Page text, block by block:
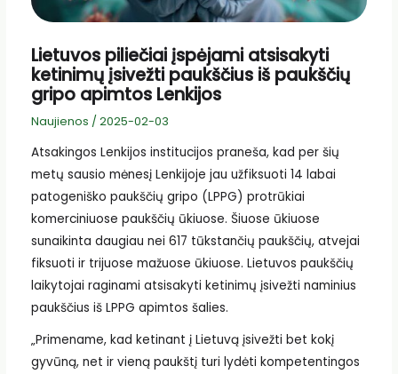
Lietuvos piliečiai įspėjami atsisakyti
ketinimų įsivežti paukščius iš paukščių
gripo apimtos Lenkijos
Naujienos / 2025-02-03
Atsakingos Lenkijos institucijos praneša, kad per šių
metų sausio mėnesį Lenkijoje jau užfiksuoti 14 labai
patogeniško paukščių gripo (LPPG) protrūkiai
komerciniuose paukščių ūkiuose. Šiuose ūkiuose
sunaikinta daugiau nei 617 tūkstančių paukščių, atvejai
fiksuoti ir trijuose mažuose ūkiuose. Lietuvos paukščių
laikytojai raginami atsisakyti ketinimų įsivežti naminius
paukščius iš LPPG apimtos šalies.
„Primename, kad ketinant į Lietuvą įsivežti bet kokį
gyvūną, net ir vieną paukštį turi lydėti kompetentingos